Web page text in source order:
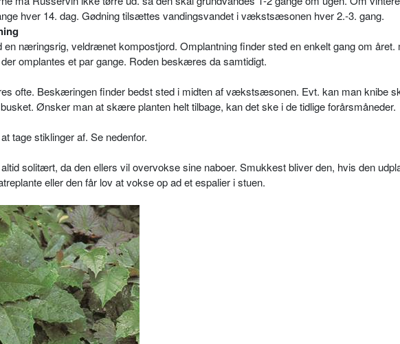
hver 14. dag. Gødning tilsættes vandingsvandet i vækstsæsonen hver 2.-3. gang.
en næringsrig, veldrænet kompostjord. Omplantning finder sted en enkelt gang om året.
omplantes et par gange. Roden beskæres da samtidigt.
ofte. Beskæringen finder bedst sted i midten af vækstsæsonen. Evt. kan man knibe
Ønsker man at skære planten helt tilbage, kan det ske i de tidlige forårsmåneder.
tage stiklinger af. Se nedenfor.
solitært, da den ellers vil overvokse sine naboer. Smukkest bliver den, hvis den
eller den får lov at vokse op ad et espalier i stuen.